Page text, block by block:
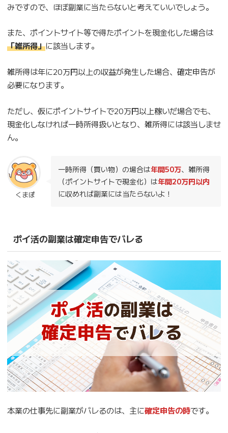
みですので、ほぼ副業に当たらないと考えていいでしょう。
また、ポイントサイト等で得たポイントを現金化した場合は
「雑所得」に該当します。
雑所得は年に20万円以上の収益が発生した場合、確定申告が
必要になります。
ただし、仮にポイントサイトで20万円以上稼いだ場合でも、
現金化しなければ一時所得扱いとなり、雑所得には該当しませ
ん。
くまぽ
一時所得（買い物）の場合は年間50万、雑所得
（ポイントサイトで現金化）は年間20万円以内
に収めれば副業には当たらないよ！
ポイ活の副業は確定申告でバレる
本業の仕事先に副業がバレるのは、主に確定申告の時です。